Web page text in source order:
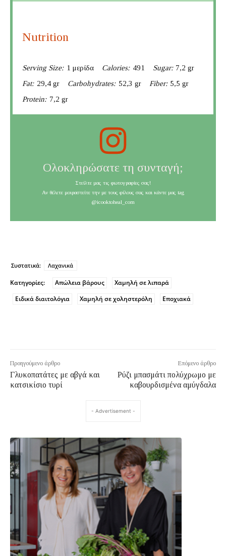
Nutrition
Serving Size: 1 μερίδα Calories: 491 Sugar: 7,2 gr
Fat: 29,4 gr Carbohydrates: 52,3 gr Fiber: 5,5 gr
Protein: 7,2 gr
Ολοκληρώσατε τη συνταγή;
Στείλτε μας τις φωτογραφίες σας!
Αν θέλετε μοιραστείτε την με τους φίλους σας και κάντε μας tag
@icooktoheal_com
Συστατικά: Λαχανικά
Κατηγορίες: Απώλεια βάρους
Χαμηλή σε λιπαρά
Ειδικά διαιτολόγια
Χαμηλή σε χοληστερόλη Εποχιακά
Προηγούμενο άρθρο
Γλυκοπατάτες με αβγά και
κατσικίσιο τυρί
Επόμενο άρθρο
Ρύζι μπασμάτι πολύχρωμο με
καβουρδισμένα αμύγδαλα
- Advertisement -